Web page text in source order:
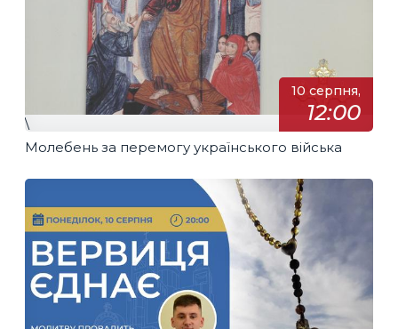
10 серпня,
12:00
\
Молебень за перемогу українського війська